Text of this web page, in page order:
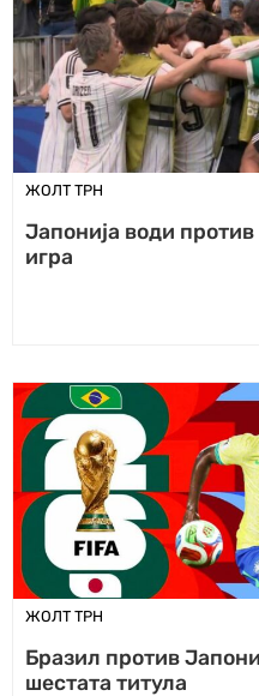
ЖОЛТ ТРН
Јапонија води
игра
ЖОЛТ ТРН
Бразил против
шестата титула